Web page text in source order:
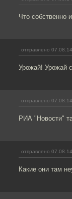
Что собственно
отправлено
Урожай! Урожай
отправлено
РИА "Новости"
отправлено
Какие они там